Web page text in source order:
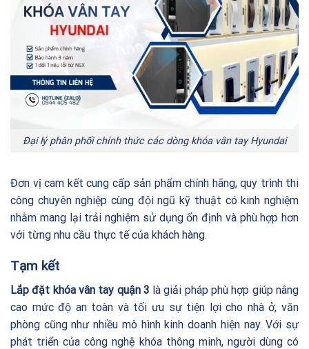
Đại lý phân phối chính thức các dòng khóa vân tay Hyundai
Đơn vị cam kết cung cấp sản phẩm chính hãng, quy trình thi
công chuyên nghiệp cùng đội ngũ kỹ thuật có kinh nghiệm
nhằm mang lại trải nghiệm sử dụng ổn định và phù hợp hơn
với từng nhu cầu thực tế của khách hàng.
Tạm kết
Lắp đặt khóa vân tay quận 3 là giải pháp phù hợp giúp nâng
cao mức độ an toàn và tối ưu sự tiện lợi cho nhà ở, văn
phòng cũng như nhiều mô hình kinh doanh hiện nay. Với sự
phát triển của công nghệ khóa thông minh, người dùng có